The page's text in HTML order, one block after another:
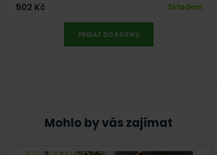
502 Kč Skladem
PŘIDAT DO KOŠÍKU
Mohlo by vás zajímat